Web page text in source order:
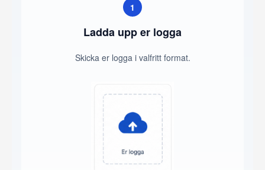
1
Ladda upp er logga
Skicka er logga i valfritt format.